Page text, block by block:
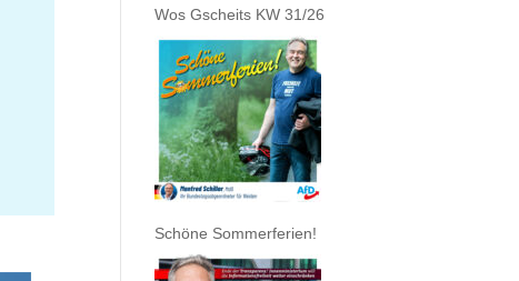
Wos Gscheits KW 31/26
Schöne Sommerferien!